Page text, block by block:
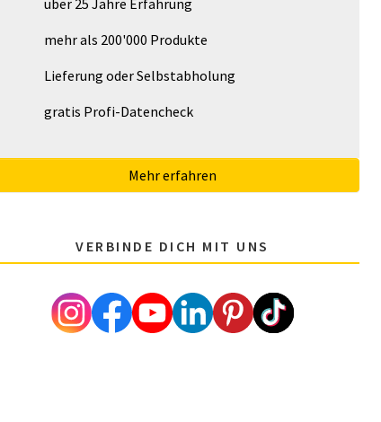
mehr als 200'000 Produkte
Lieferung oder Selbstabholung
gratis Profi-Datencheck
Mehr erfahren
VERBINDE DICH MIT UNS